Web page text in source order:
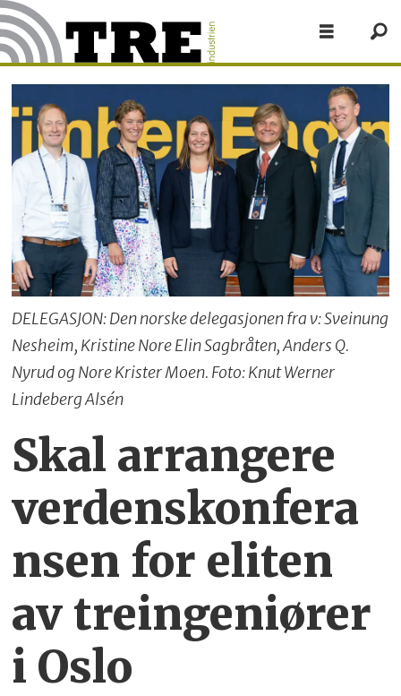
DELEGASJON: Den norske delegasjonen fra v: Sveinung
Nesheim, Kristine Nore Elin Sagbråten, Anders Q.
Nyrud og Nore Krister Moen. Foto: Knut Werner
Lindeberg Alsén
Skal arrangere
verdenskonfera
nsen for eliten
av treingeniører
i Oslo